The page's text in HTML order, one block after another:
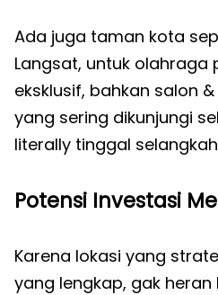
Ada juga taman kota
Langsat, untuk
eksklusif, bahkan salon
yang sering dikunjungi
literally tinggal
Potensi Investasi
Karena lokasi yang
yang lengkap, gak